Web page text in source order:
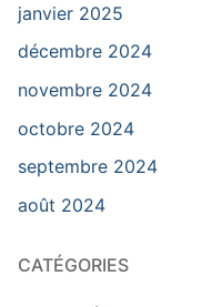
janvier 2025
décembre 2024
novembre 2024
octobre 2024
septembre 2024
août 2024
CATÉGORIES